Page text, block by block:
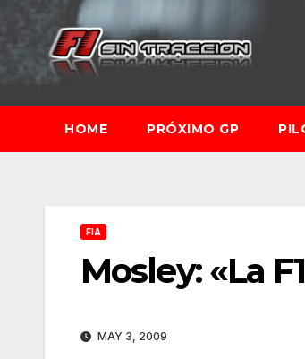
Saltar
contenido
HOME PRÓXIMO GP
FIA
Mosley: «La
MAY 3, 2009